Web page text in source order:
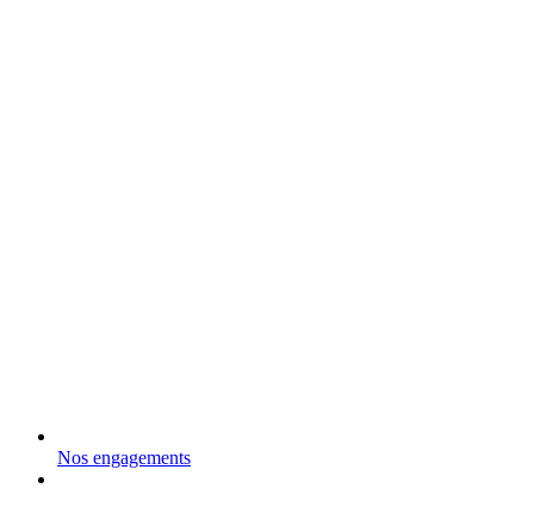
Nos engagements